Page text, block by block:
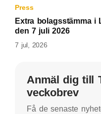
Press
Extra bolagsstämma i
den 7 juli 2026
7 jul, 2026
Anmäl dig till
veckobrev
Få de senaste